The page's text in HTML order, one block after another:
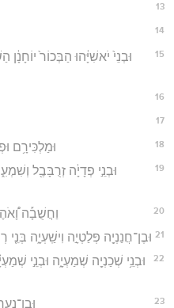
13
14
15
וּבְנֵי֙ יֹאשִׁיָּ֔הוּ הַבְּכוֹר֙ יוֹחָנָ֔ן
16
17
18 וּמַלְכִּירָ֥ם
19
וּבְנֵ֣י פְדָיָ֔ה זְרֻבָּבֶ֖ל
20 וַחֲשֻׁבָ֡ה
21 וּבֶן־חֲנַנְיָ֖ה פְּלַטְיָ֣ה וִישַֽׁעְיָ֑ה בְּנֵ֤י
22
וּבְנֵ֥י שְׁכַנְיָ֖ה שְׁמַעְיָ֑ה וּבְנֵ֣י
23